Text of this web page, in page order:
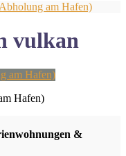
am Hafen)
vulkan
Hafen)
&